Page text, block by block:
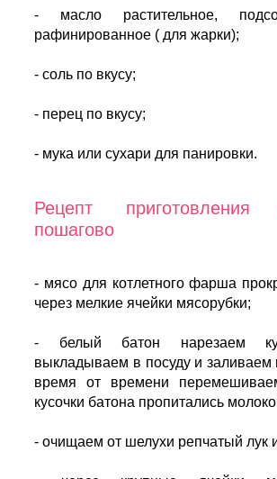
- масло растительное,
рафинированное ( для жарки);
- соль по вкусу;
- перец по вкусу;
- мука или сухари для панировки.
Рецепт приготовления
пошагово
- мясо для котлетного фарша
через мелкие ячейки мясорубки;
- белый батон нарезаем
выкладываем в посуду и заливаем
время от времени
кусочки батона пропитались
- очищаем от шелухи репчатый лук